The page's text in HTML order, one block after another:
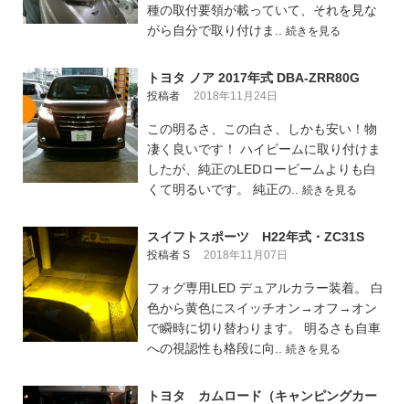
種の取付要領が載っていて、それを見な
がら自分で取り付けま.. 続きを見る
トヨタ ノア 2017年式 DBA-ZRR80G
投稿者 2018年11月24日
この明るさ、この白さ、しかも安い！物
凄く良いです！ ハイビームに取り付けま
したが、純正のLEDロービームよりも白
くて明るいです。 純正の.. 続きを見る
スイフトスポーツ H22年式・ZC31S
投稿者 S 2018年11月07日
フォグ専用LED デュアルカラー装着。 白
色から黄色にスイッチオン→オフ→オン
で瞬時に切り替わります。 明るさも自車
への視認性も格段に向.. 続きを見る
トヨタ カムロード（キャンピングカー